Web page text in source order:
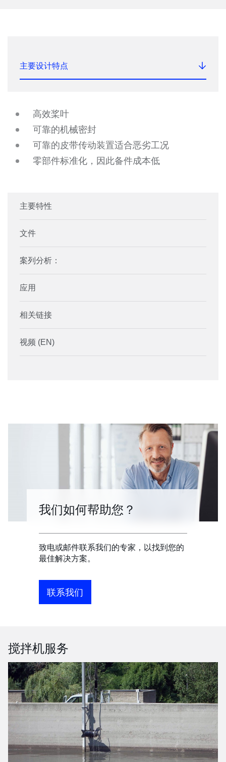
主要设计特点
高效桨叶
可靠的机械密封
可靠的皮带传动装置适合恶劣工况
零部件标准化，因此备件成本低
主要特性
文件
案列分析：
应用
相关链接
视频 (EN)
我们如何帮助您？
致电或邮件联系我们的专家，以找到您的
最佳解决方案。
联系我们
搅拌机服务